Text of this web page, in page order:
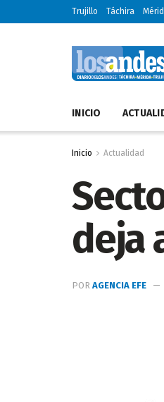
Trujillo Táchira
INICIO
Inicio Actualidad
deja
POR AGENCIA EFE